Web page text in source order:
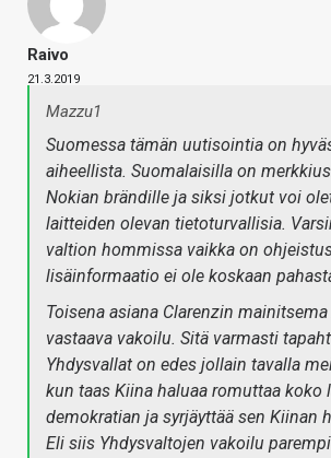
Raivo
21.3.2019
Mazzu1
Suomessa tämän uutisointia on
aiheellista. Suomalaisilla on
Nokian brändille ja siksi jotkut voi
laitteiden olevan tietoturvallisia.
valtion hommissa vaikka on
lisäinformaatio ei ole koskaan
Toisena asiana Clarenzin
vastaava vakoilu. Sitä varmasti
Yhdysvallat on edes jollain tavalla
kun taas Kiina haluaa romuttaa koko
demokratian ja syrjäyttää sen Kiinan
Eli siis Yhdysvaltojen vakoilu